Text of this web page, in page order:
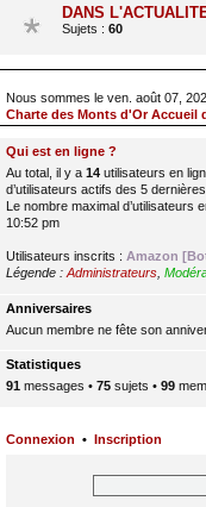
DANS
Sujets : 60
Nous sommes le ven. août 07,
Charte des Monts d'Or Accueil
Qui est en ligne ?
Au total, il y a 14 utilisateurs en
d’utilisateurs actifs des 5
Le nombre maximal d’utilisateurs
10:52 pm
Utilisateurs inscrits : Amazon
Légende : Administrateurs
Anniversaires
Aucun membre ne fête son
Statistiques
91 messages • 75 sujets • 99
Connexion • Inscription